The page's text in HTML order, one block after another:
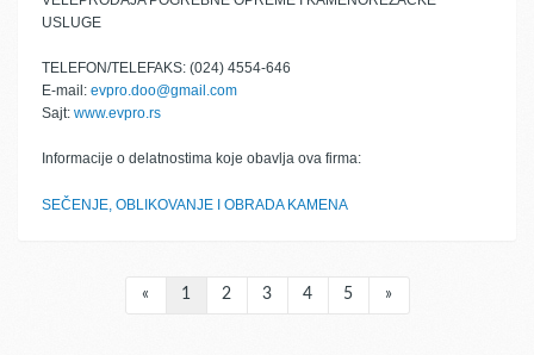
USLUGE
TELEFON/TELEFAKS: (024) 4554-646
E-mail: evpro.doo@gmail.com
Sajt: www.evpro.rs
Informacije o delatnostima koje obavlja ova firma:
SEČENJE, OBLIKOVANJE I OBRADA KAMENA
« 1 2 3 4 5 »